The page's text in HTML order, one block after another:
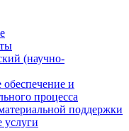
(научно-
обеспечение и
процесса
поддержки
услуги